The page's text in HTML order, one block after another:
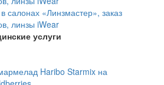
салонах «Линзмастер», заказ
линзы iWear
услуги